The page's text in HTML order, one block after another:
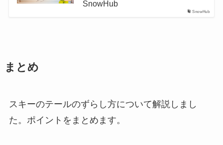
SnowHub
SnowHub
まとめ
スキーのテールのずらし方について解説しまし
た。ポイントをまとめます。